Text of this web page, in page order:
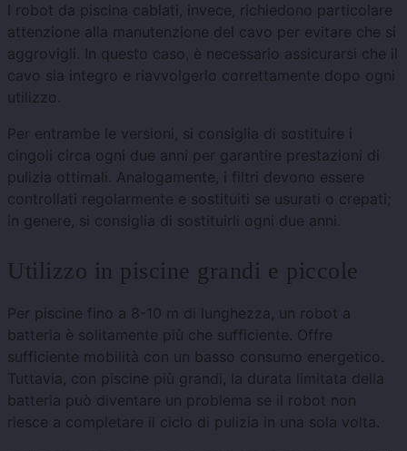
I robot da piscina cablati, invece, richiedono particolare
attenzione alla manutenzione del cavo per evitare che si
aggrovigli. In questo caso, è necessario assicurarsi che il
cavo sia integro e riavvolgerlo correttamente dopo ogni
utilizzo.
Per entrambe le versioni, si consiglia di sostituire i
cingoli circa ogni due anni per garantire prestazioni di
pulizia ottimali. Analogamente, i filtri devono essere
controllati regolarmente e sostituiti se usurati o crepati;
in genere, si consiglia di sostituirli ogni due anni.
Utilizzo in piscine grandi e piccole
Per piscine fino a 8-10 m di lunghezza, un robot a
batteria è solitamente più che sufficiente. Offre
sufficiente mobilità con un basso consumo energetico.
Tuttavia, con piscine più grandi, la durata limitata della
batteria può diventare un problema se il robot non
riesce a completare il ciclo di pulizia in una sola volta.